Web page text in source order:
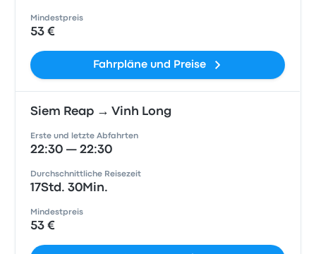
Mindestpreis
53 €
Fahrpläne und Preise
Siem Reap → Vinh Long
Erste und letzte Abfahrten
22:30 — 22:30
Durchschnittliche Reisezeit
17Std. 30Min.
Mindestpreis
53 €